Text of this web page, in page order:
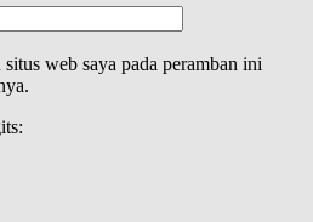
web saya pada peramban ini